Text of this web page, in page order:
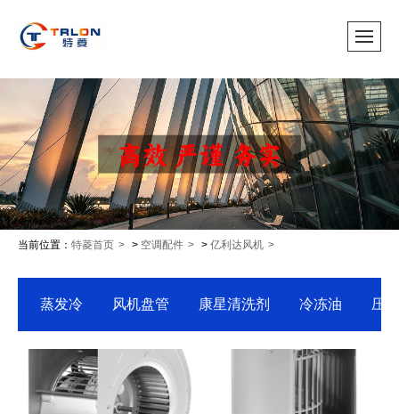
当前位置： 特菱首页 > 空调配件 > 亿利达风机
蒸发冷 风机盘管 康星清洗剂 冷冻油 压